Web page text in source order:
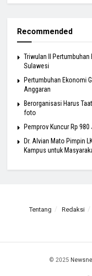
Recommended
Triwulan II
Sulawesi
Pertumbuhan Ekonomi
Anggaran
Berorganisasi Harus
foto
Pemprov Kuncur Rp
Dr. Alvian Mato Pimpin
Kampus untuk
Tentang Redaksi
© 2025